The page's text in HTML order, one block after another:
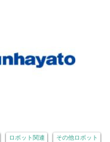
ロボット関連 その他ロボット